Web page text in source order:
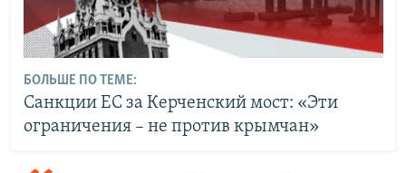
БОЛЬШЕ ПО ТЕМЕ:
Санкции ЕС за Керченский мост: «Эти
ограничения – не против крымчан»